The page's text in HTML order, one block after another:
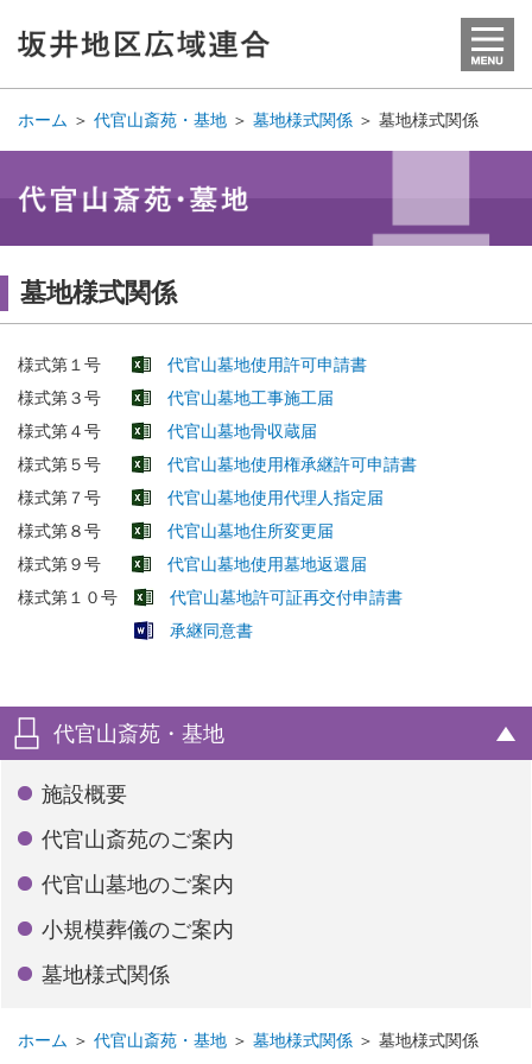
ホーム ＞ 代官山斎苑・基地 ＞ 墓地様式関係 ＞ 墓地様式関係
墓地様式関係
様式第１号
代官山墓地使用許可申請書
様式第３号
代官山墓地工事施工届
様式第４号
代官山墓地骨収蔵届
様式第５号
代官山墓地使用権承継許可申請書
様式第７号
代官山墓地使用代理人指定届
様式第８号
代官山墓地住所変更届
様式第９号
代官山墓地使用墓地返還届
様式第１０号
代官山墓地許可証再交付申請書
承継同意書
代官山斎苑・基地
施設概要
代官山斎苑のご案内
代官山墓地のご案内
小規模葬儀のご案内
墓地様式関係
ホーム ＞ 代官山斎苑・基地 ＞ 墓地様式関係 ＞ 墓地様式関係